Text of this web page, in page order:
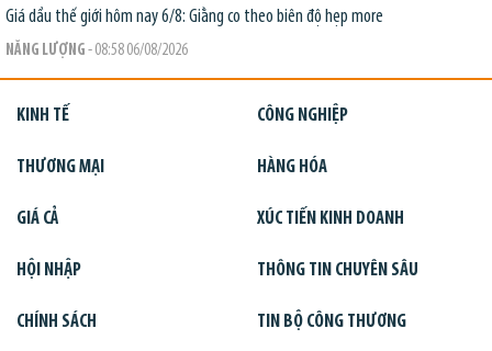
Giá dầu thế giới hôm nay 6/8: Giằng co theo biên độ hẹp more
NĂNG LƯỢNG - 08:58 06/08/2026
KINH TẾ CÔNG NGHIỆP
THƯƠNG MẠI HÀNG HÓA
GIÁ CẢ XÚC TIẾN KINH DOANH
HỘI NHẬP THÔNG TIN CHUYÊN SÂU
CHÍNH SÁCH TIN BỘ CÔNG THƯƠNG